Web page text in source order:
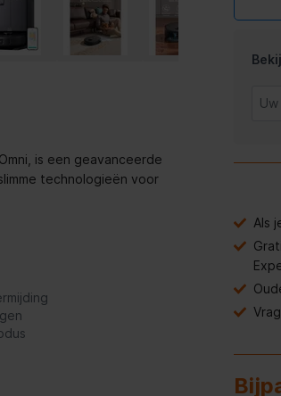
is een geavanceerde
technologieën voor
Als